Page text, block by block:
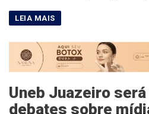
Uneb Juazeiro
debates sobre